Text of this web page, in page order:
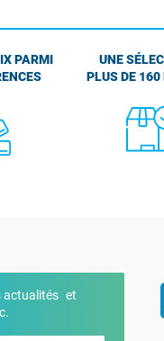
PARMI
UNE
PLUS DE 160
actualités et